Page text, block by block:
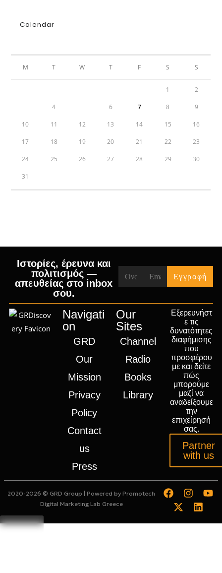
Calendar
M T W T F S S
1 2
4 6 7 8 9
10 11 12 13 14 15 16
17 18 19 20 21 22 23
24 25 26 27 28 29 30
31
Ιστορίες, έρευνα και
πολιτισμός —
απευθείας στο inbox
σου.
Navigati
on
GRD
Our
Mission
Privacy
Policy
Contact
us
Press
Our
Sites
Channel
Radio
Books
Library
Εξερευνήστ
ε τις
δυνατότητες
διαφήμισης
που
προσφέρου
με και δείτε
πώς
μπορούμε
μαζί να
αναδείξουμε
την
επιχείρησή
σας.
Partner
with us
2020-2026 © GRD Group | Powered by Promotech
Digital Marketing Lab Greece